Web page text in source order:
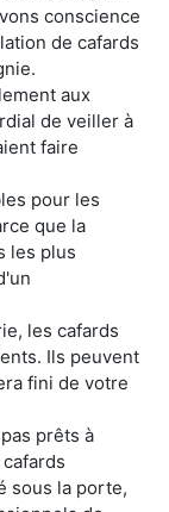
conscience
de cafards
aux
de veiller à
faire
pour les
que la
les plus
les cafards
Ils peuvent
fini de votre
prêts à
sous la porte,